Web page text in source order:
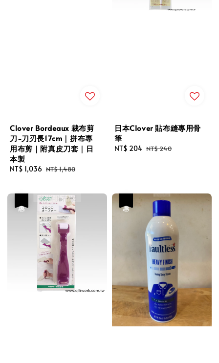
Clover Bordeaux 裁布剪
刀-刀刃長17cm｜拼布專
用布剪｜附真皮刀套｜日
本製
Sale
NT$ 1,036 Regular
NT$ 1,480
日本Clover 貼布縫專用骨
筆
Sale
NT$ 204 Regular
NT$ 240